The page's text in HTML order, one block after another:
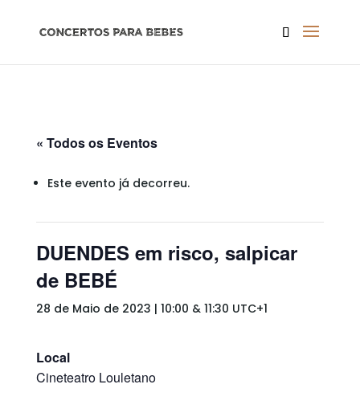
« Todos os Eventos
Este evento já decorreu.
DUENDES em risco, salpicar
de BEBÉ
28 de Maio de 2023 | 10:00 & 11:30 UTC+1
Local
Cineteatro Louletano